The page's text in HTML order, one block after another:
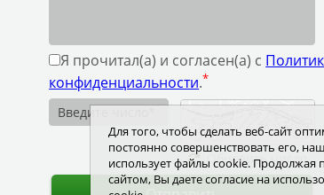
Я прочитал(а) и согласен(а) с
конфиденциальности.*
Обновить число
Для того, чтобы сделать веб-сайт
постоянно совершенствовать его,
использует файлы cookie. Продолжая
сайтом, Вы даете согласие на